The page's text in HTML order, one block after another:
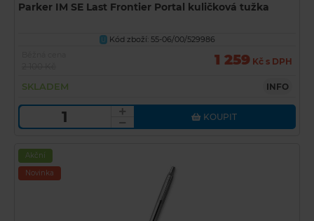
Parker IM SE Last Frontier Portal kuličková tužka
U Kód zboží: 55-06/00/529986
1 259 Kč s DPH
SKLADEM INFO
KOUPIT
Akční
Novinka